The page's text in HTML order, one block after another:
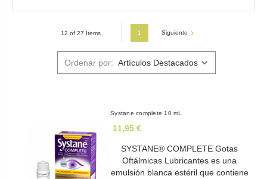
12 of 27 Items 1 Siguiente
Ordenar por:
Systane complete 10 mL
11,95 €
SYSTANE® COMPLETE Gotas
Oftálmicas Lubricantes es una
emulsión blanca estéril que contiene